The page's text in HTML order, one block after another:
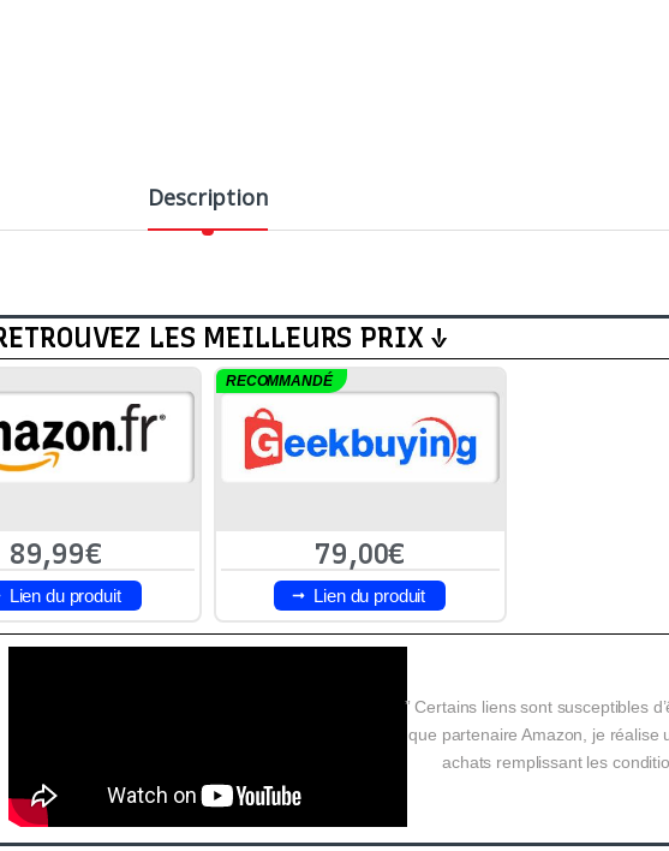
Description
LES MEILLEURS PRIX ↓
89,99€
Lien du produit
RECOMMANDÉ
79,00€
Lien du produit
” Certains liens sont susceptibles
que partenaire Amazon, je réalise
achats remplissant les